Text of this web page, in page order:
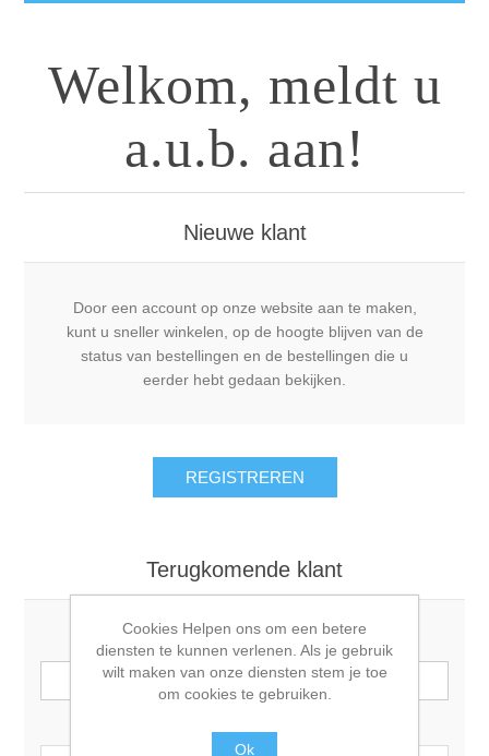
Welkom, meldt u
a.u.b. aan!
Nieuwe klant
Door een account op onze website aan te maken,
kunt u sneller winkelen, op de hoogte blijven van de
status van bestellingen en de bestellingen die u
eerder hebt gedaan bekijken.
Terugkomende klant
E-mail:
Cookies Helpen ons om een betere
diensten te kunnen verlenen. Als je gebruik
wilt maken van onze diensten stem je toe
om cookies te gebruiken.
Ok